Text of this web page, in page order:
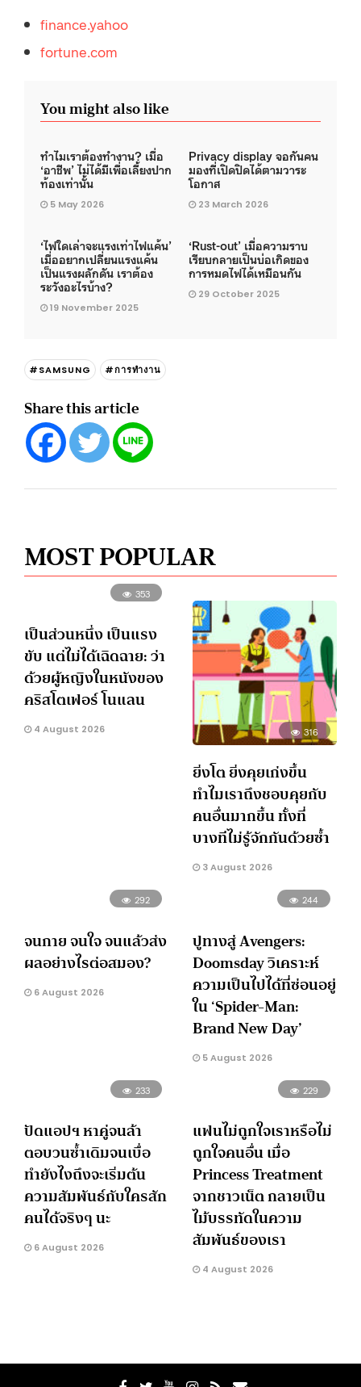
finance.yahoo
fortune.com
You might also like
ทำไมเราต้องทำงาน? เมื่อ
‘อาชีพ’ ไม่ได้มีเพื่อเลี้ยงปาก
ท้องเท่านั้น
5 May 2026
Privacy display จอกันคน
มองที่เปิดปิดได้ตามวาระ
โอกาส
23 March 2026
‘ไฟใดเล่าจะแรงเท่าไฟแค้น’
เมื่ออยากเปลี่ยนแรงแค้น
เป็นแรงผลักดัน เราต้อง
ระวังอะไรบ้าง?
19 November 2025
‘Rust-out’ เมื่อความราบ
เรียบกลายเป็นบ่อเกิดของ
การหมดไฟได้เหมือนกัน
29 October 2025
#SAMSUNG #การทำงาน
Share this article
MOST POPULAR
353
เป็นส่วนหนึ่ง เป็นแรง
ขับ แต่ไม่ได้เฉิดฉาย: ว่า
ด้วยผู้หญิงในหนังของ
คริสโตเฟอร์ โนแลน
4 August 2026 316
ยิ่งโต ยิ่งคุยเก่งขึ้น
ทำไมเราถึงชอบคุยกับ
คนอื่นมากขึ้น ทั้งที่
บางทีไม่รู้จักกันด้วยซ้ำ
3 August 2026
292
จนกาย จนใจ จนแล้วส่ง
ผลอย่างไรต่อสมอง?
6 August 2026
244
ปูทางสู่ Avengers:
Doomsday วิเคราะห์
ความเป็นไปได้ที่ซ่อนอยู่
ใน ‘Spider-Man:
Brand New Day’
5 August 2026
233
ปัดแอปฯ หาคู่จนล้า
ตอบวนซ้ำเดิมจนเบื่อ
ทำยังไงถึงจะเริ่มต้น
ความสัมพันธ์กับใครสัก
คนได้จริงๆ นะ
6 August 2026
229
แฟนไม่ถูกใจเราหรือไม่
ถูกใจคนอื่น เมื่อ
Princess Treatment
จากชาวเน็ต กลายเป็น
ไม้บรรทัดในความ
สัมพันธ์ของเรา
4 August 2026